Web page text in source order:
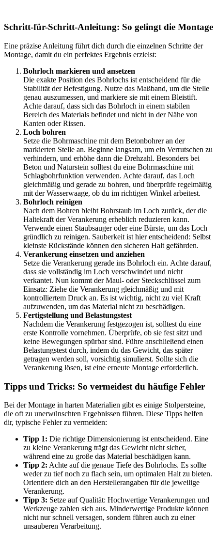
Schritt-für-Schritt-Anleitung: So gelingt die Montage
Eine präzise Anleitung führt dich durch die einzelnen Schritte der
Montage, damit du ein perfektes Ergebnis erzielst:
Bohrloch markieren und ansetzen
Die exakte Position des Bohrlochs ist entscheidend für die
Stabilität der Befestigung. Nutze das Maßband, um die Stelle
genau auszumessen, und markiere sie mit einem Bleistift.
Achte darauf, dass sich das Bohrloch in einem stabilen
Bereich des Materials befindet und nicht in der Nähe von
Kanten oder Rissen.
Loch bohren
Setze die Bohrmaschine mit dem Betonbohrer an der
markierten Stelle an. Beginne langsam, um ein Verrutschen zu
verhindern, und erhöhe dann die Drehzahl. Besonders bei
Beton und Naturstein solltest du eine Bohrmaschine mit
Schlagbohrfunktion verwenden. Achte darauf, das Loch
gleichmäßig und gerade zu bohren, und überprüfe regelmäßig
mit der Wasserwaage, ob du im richtigen Winkel arbeitest.
Bohrloch reinigen
Nach dem Bohren bleibt Bohrstaub im Loch zurück, der die
Haltekraft der Verankerung erheblich reduzieren kann.
Verwende einen Staubsauger oder eine Bürste, um das Loch
gründlich zu reinigen. Sauberkeit ist hier entscheidend: Selbst
kleinste Rückstände können den sicheren Halt gefährden.
Verankerung einsetzen und anziehen
Setze die Verankerung gerade ins Bohrloch ein. Achte darauf,
dass sie vollständig im Loch verschwindet und nicht
verkantet. Nun kommt der Maul- oder Steckschlüssel zum
Einsatz: Ziehe die Verankerung gleichmäßig und mit
kontrolliertem Druck an. Es ist wichtig, nicht zu viel Kraft
aufzuwenden, um das Material nicht zu beschädigen.
Fertigstellung und Belastungstest
Nachdem die Verankerung festgezogen ist, solltest du eine
erste Kontrolle vornehmen. Überprüfe, ob sie fest sitzt und
keine Bewegungen spürbar sind. Führe anschließend einen
Belastungstest durch, indem du das Gewicht, das später
getragen werden soll, vorsichtig simulierst. Sollte sich die
Verankerung lösen, ist eine erneute Montage erforderlich.
Tipps und Tricks: So vermeidest du häufige Fehler
Bei der Montage in harten Materialien gibt es einige Stolpersteine,
die oft zu unerwünschten Ergebnissen führen. Diese Tipps helfen
dir, typische Fehler zu vermeiden:
Tipp 1: Die richtige Dimensionierung ist entscheidend. Eine
zu kleine Verankerung trägt das Gewicht nicht sicher,
während eine zu große das Material beschädigen kann.
Tipp 2: Achte auf die genaue Tiefe des Bohrlochs. Es sollte
weder zu tief noch zu flach sein, um optimalen Halt zu bieten.
Orientiere dich an den Herstellerangaben für die jeweilige
Verankerung.
Tipp 3: Setze auf Qualität: Hochwertige Verankerungen und
Werkzeuge zahlen sich aus. Minderwertige Produkte können
nicht nur schnell versagen, sondern führen auch zu einer
unsauberen Verarbeitung.